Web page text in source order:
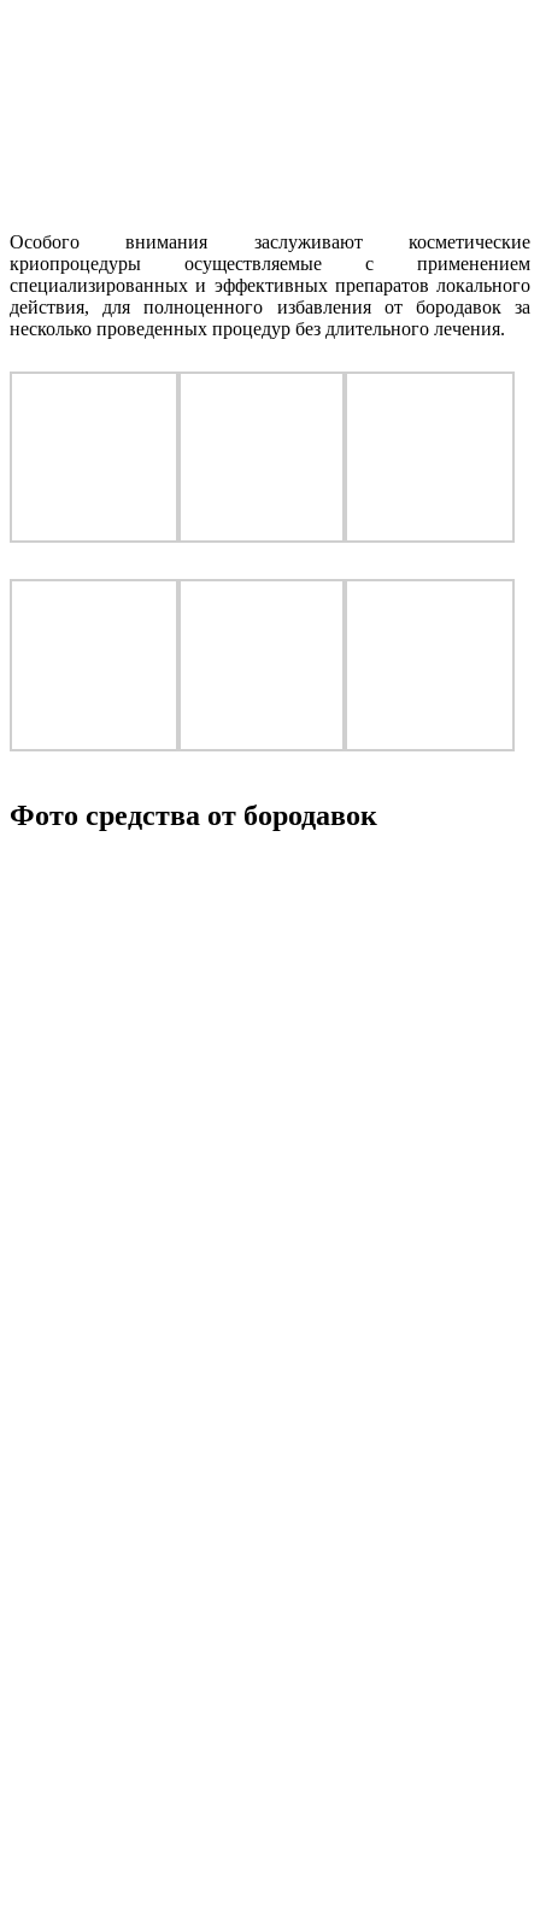
Особого внимания заслуживают косметические
криопроцедуры осуществляемые с применением
специализированных и эффективных препаратов локального
действия, для полноценного избавления от бородавок за
несколько проведенных процедур без длительного лечения.
Фото средства от бородавок